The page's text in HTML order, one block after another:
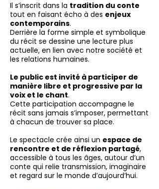
Il s’inscrit dans la tradition du conte
tout en faisant écho à des enjeux
contemporains.
Derrière la forme simple et symbolique
du récit se dessine une lecture plus
actuelle, en lien avec notre société et
les relations humaines.
Le public est invité à participer de
manière libre et progressive par la
voix et le chant.
Cette participation accompagne le
récit sans jamais s’imposer, permettant
à chacun de trouver sa place.
Le spectacle crée ainsi un espace de
rencontre et de réflexion partagé,
accessible à tous les âges, autour d’un
conte qui relie transmission, imaginaire
et regard sur le monde d’aujourd’hui.